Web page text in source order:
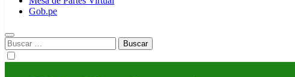
Gob.pe
Buscar: